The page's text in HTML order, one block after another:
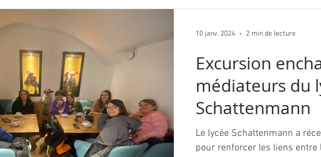
Excursion
médiateurs du
Schattenmann
Le lycée Schattenmann a
pour renforcer les liens entre
10 janv. 2024 2 min de lecture